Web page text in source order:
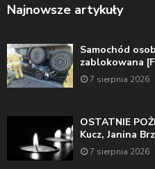
Najnowsze artykuły
Samochód
zablokowana
7 sierpnia 2026
OSTATNIE
Kucz, Janina
7 sierpnia 2026